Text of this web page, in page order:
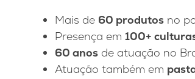
Mais de 60 produtos no
Presença em 100+
60 anos de atuação no
Atuação também em